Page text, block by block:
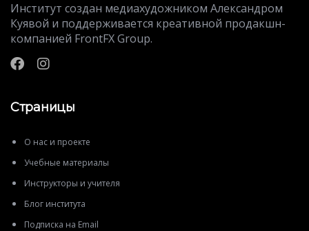
Институт создан медиахудожником Александром
Куявой и поддерживается креативной продакшн-
компанией FrontFX Group.
Страницы
О нас и проекте
Учебные материалы
Инструкторы и учителя
Блог института
Подписка на Email